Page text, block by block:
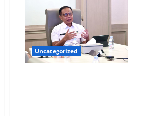
Mengubah
SHGB
Menjadi
SHM,
Cek
Persyaratan
dan
Prosedurnya
di
Uncategorized